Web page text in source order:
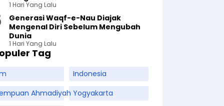
1 Hari Yang Lalu
Generasi Waqf-e-Nau Diajak
Mengenal Diri Sebelum Mengubah
Dunia
1 Hari Yang Lalu
Tag
Indonesia
Ahmadiyah Yogyakarta